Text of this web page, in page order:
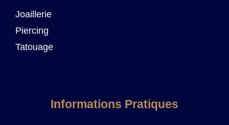
Joaillerie
Piercing
Tatouage
Informations Pratiques